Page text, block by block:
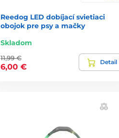
Reedog LED dobíjací svietiaci
obojok pre psy a mačky
Skladom
11,99 €
6,00 €
Detail